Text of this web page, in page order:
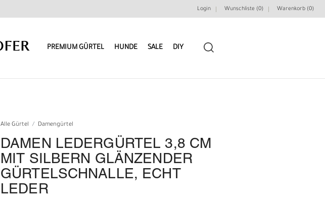
Login Wunschliste (0) Warenkorb (0)
PREMIUM GÜRTEL HUNDE SALE DIY
Alle Gürtel Damengürtel
DAMEN LEDERGÜRTEL 3,8 CM
MIT SILBERN GLÄNZENDER
GÜRTELSCHNALLE, ECHT
LEDER